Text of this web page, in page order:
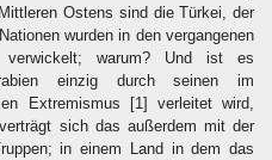
Ostens sind die Türkei, der
wurden in den vergangenen
verwickelt; warum? Und ist es
einzig durch seinen im
Extremismus
[1]
verleitet wird,
sich das außerdem mit der
in einem Land in dem das